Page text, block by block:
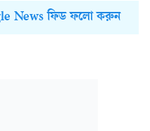
News ফিড ফলো করুন